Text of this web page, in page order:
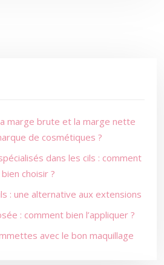
marge brute et la marge nette
de cosmétiques ?
dans les cils : comment
bien choisir ?
: une alternative aux extensions
: comment bien l’appliquer ?
avec le bon maquillage